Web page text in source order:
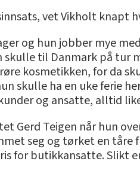
vet Vikholt knapt
og hun jobber mye
til Danmark på tur
kosmetikken, for da
skulle ha en uke ferie
og ansatte, alltid
Gerd Teigen når hun
seg og tørket en tåre
for butikkansatte. Slikt